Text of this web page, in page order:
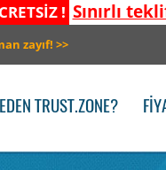
! Sınırlı
zayıf! >>
TRUST.ZONE?